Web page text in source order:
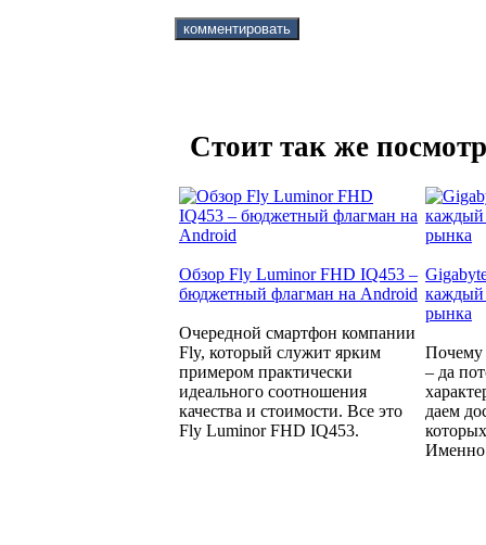
Стоит так же
Обзор Fly Luminor FHD IQ453 –
бюджетный флагман на Android
Очередной смартфон компании
Fly, который служит ярким
примером практически
идеального соотношения
качества и стоимости. Все это
Fly Luminor FHD IQ453.
каждый
рынка
Почему
– да
даем
Именно